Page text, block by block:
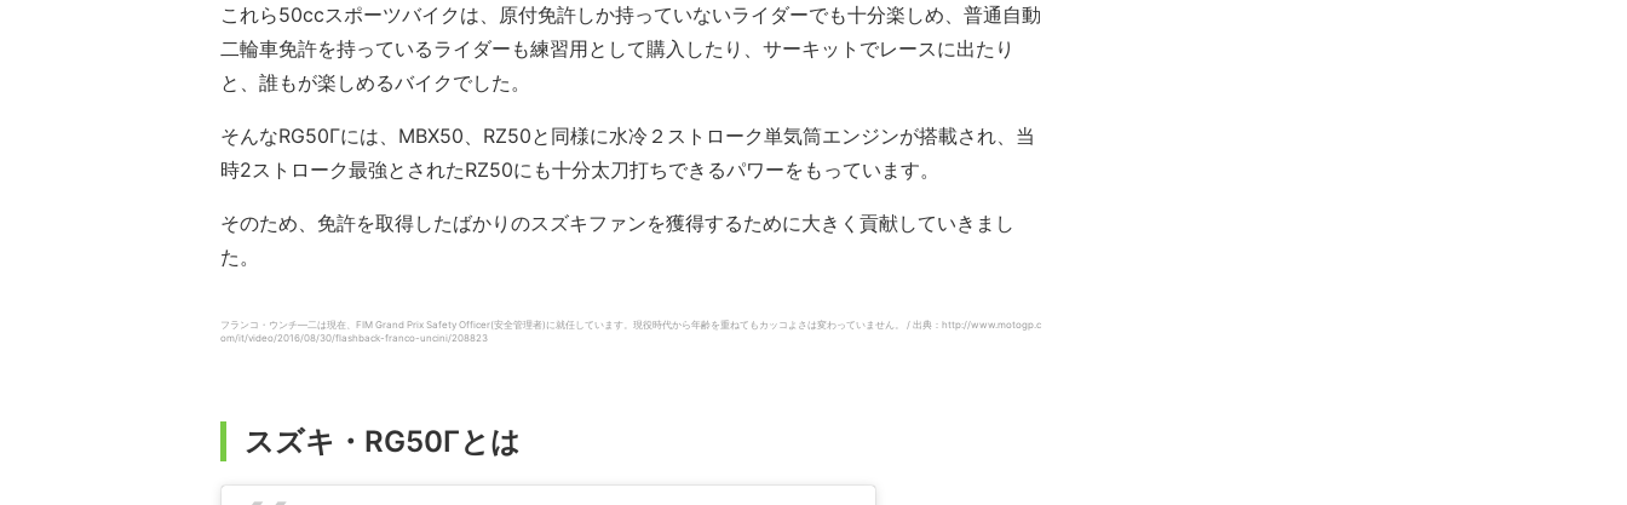
これら50ccスポーツバイクは、原付免許しか持っていないライダーでも十分楽しめ、普通自動
二輪車免許を持っているライダーも練習用として購入したり、サーキットでレースに出たり
と、誰もが楽しめるバイクでした。
そんなRG50Γには、MBX50、RZ50と同様に水冷２ストローク単気筒エンジンが搭載され、当
時2ストローク最強とされたRZ50にも十分太刀打ちできるパワーをもっています。
そのため、免許を取得したばかりのスズキファンを獲得するために大きく貢献していきまし
た。
フランコ・ウンチ―二は現在、FIM Grand Prix Safety Officer(安全管理者)に就任しています。現役時代から年齢を重ねてもカッコよさは変わっていません。 / 出典：http://www.motogp.c
om/it/video/2016/08/30/flashback-franco-uncini/208823
スズキ・RG50Γとは